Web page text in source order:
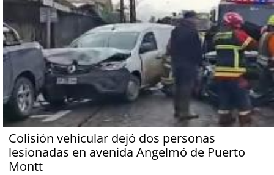
Colisión vehicular dejó dos personas
lesionadas en avenida Angelmó de Puerto
Montt